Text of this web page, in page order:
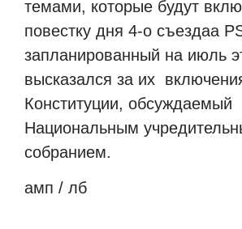
темами, которые будут
повестку дня 4-о съездаа
запланированный на июль
высказался за их
Конституции, обсуждаемый
Национальным
собранием.
амп / лб